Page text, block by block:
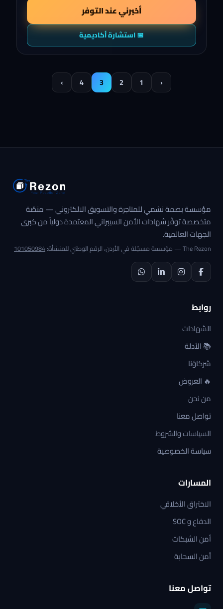
أخبرني عند التوفر
📅 استشارة أكاديمية
‹
1
2
3
4
›
مؤسسة بصمة نشمي للمتاجرة والتسويق الالكتروني — منصّة
متخصصة توفّر شهادات الأمن السيبراني المعتمدة دولياً من كبرى
الجهات العالمية.
The Rezon — مؤسسة مسجّلة في الأردن، الرقم الوطني للمنشأة: 101050984
روابط
الشهادات
📚 الأدلة
شركاؤنا
🔥 العروض
من نحن
تواصل معنا
السياسات والشروط
سياسة الخصوصية
المسارات
الاختراق الأخلاقي
الدفاع و SOC
أمن الشبكات
أمن السحابة
تواصل معنا